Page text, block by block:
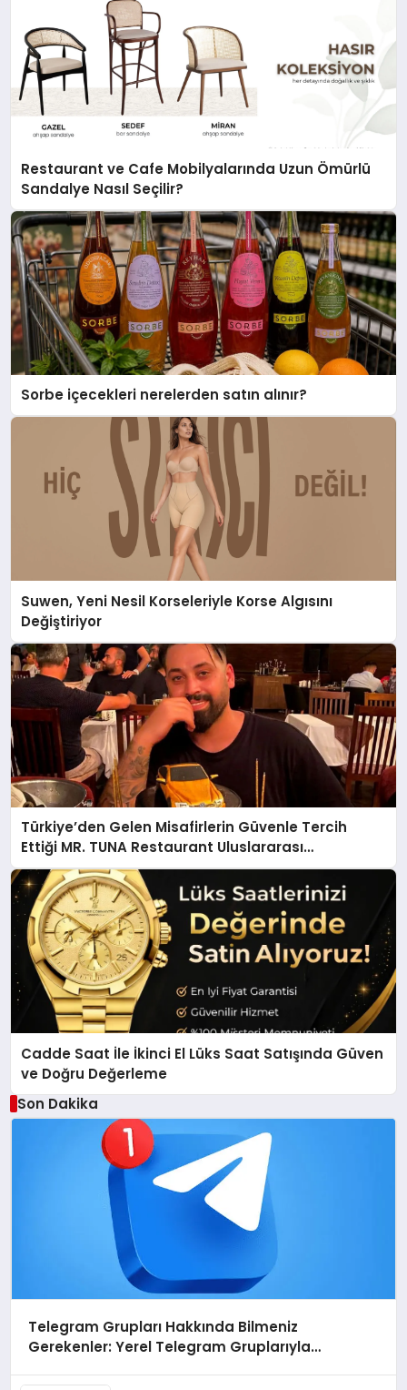
Restaurant ve Cafe Mobilyalarında Uzun Ömürlü
Sandalye Nasıl Seçilir?
Sorbe içecekleri nerelerden satın alınır?
Suwen, Yeni Nesil Korseleriyle Korse Algısını
Değiştiriyor
Türkiye’den Gelen Misafirlerin Güvenle Tercih
Ettiği MR. TUNA Restaurant Uluslararası
Başarısıyla Dikkat Çekiyor
Cadde Saat İle İkinci El Lüks Saat Satışında Güven
ve Doğru Değerleme
Son Dakika
Telegram Grupları Hakkında Bilmeniz
Gerekenler: Yerel Telegram Gruplarıyla